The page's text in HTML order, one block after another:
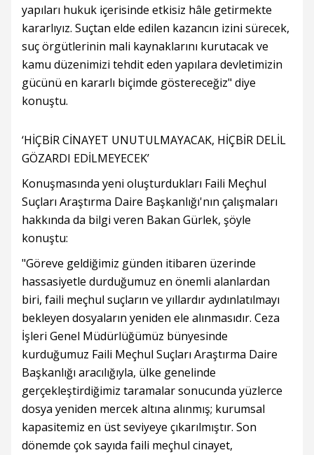
yapıları hukuk içerisinde etkisiz hâle getirmekte
kararlıyız. Suçtan elde edilen kazancın izini sürecek,
suç örgütlerinin mali kaynaklarını kurutacak ve
kamu düzenimizi tehdit eden yapılara devletimizin
gücünü en kararlı biçimde göstereceğiz" diye
konuştu.
‘HİÇBİR CİNAYET UNUTULMAYACAK, HİÇBİR DELİL
GÖZARDI EDİLMEYECEK’
Konuşmasında yeni oluşturdukları Faili Meçhul
Suçları Araştırma Daire Başkanlığı'nın çalışmaları
hakkında da bilgi veren Bakan Gürlek, şöyle
konuştu:
"Göreve geldiğimiz günden itibaren üzerinde
hassasiyetle durduğumuz en önemli alanlardan
biri, faili meçhul suçların ve yıllardır aydınlatılmayı
bekleyen dosyaların yeniden ele alınmasıdır. Ceza
İşleri Genel Müdürlüğümüz bünyesinde
kurduğumuz Faili Meçhul Suçları Araştırma Daire
Başkanlığı aracılığıyla, ülke genelinde
gerçekleştirdiğimiz taramalar sonucunda yüzlerce
dosya yeniden mercek altına alınmış; kurumsal
kapasitemiz en üst seviyeye çıkarılmıştır. Son
dönemde çok sayıda faili meçhul cinayet,